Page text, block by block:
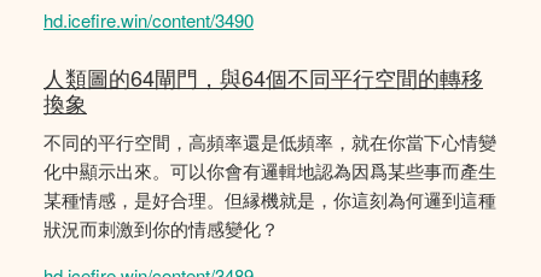
hd.icefire.win/content/3490
人類圖的64閘門，與64個不同平行空間的轉移
換象
不同的平行空間，高頻率還是低頻率，就在你當下心情變
化中顯示出來。可以你會有邏輯地認為因爲某些事而產生
某種情感，是好合理。但縁機就是，你這刻為何邏到這種
狀況而刺激到你的情感變化？